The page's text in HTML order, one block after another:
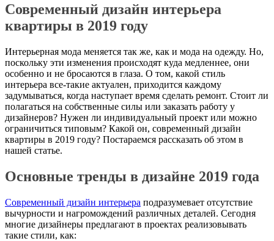
Современный дизайн интерьера
квартиры в 2019 году
Интерьерная мода меняется так же, как и мода на одежду. Но,
поскольку эти изменения происходят куда медленнее, они
особенно и не бросаются в глаза. О том, какой стиль
интерьера все-такие актуален, приходится каждому
задумываться, когда наступает время сделать ремонт. Стоит ли
полагаться на собственные силы или заказать работу у
дизайнеров? Нужен ли индивидуальный проект или можно
ограничиться типовым? Какой он, современный дизайн
квартиры в 2019 году? Постараемся рассказать об этом в
нашей статье.
Основные тренды в дизайне 2019 года
Современный дизайн интерьера подразумевает отсутствие
вычурности и нагромождений различных деталей. Сегодня
многие дизайнеры предлагают в проектах реализовывать
такие стили, как: